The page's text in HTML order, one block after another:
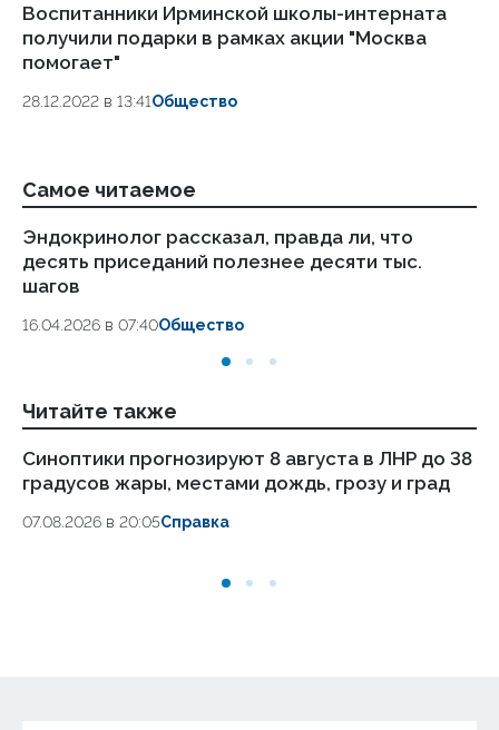
Воспитанники Ирминской школы-интерната
получили подарки в рамках акции "Москва
помогает"
28.12.2022 в 13:41Общество
Самое читаемое
Эндокринолог рассказал, правда ли, что
десять приседаний полезнее десяти тыс.
шагов
16.04.2026 в 07:40Общество
Читайте также
Синоптики прогнозируют 8 августа в ЛНР до 38
градусов жары, местами дождь, грозу и град
07.08.2026 в 20:05Справка